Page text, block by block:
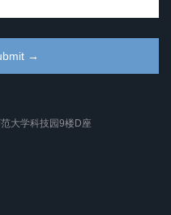
大学科技园9楼D座